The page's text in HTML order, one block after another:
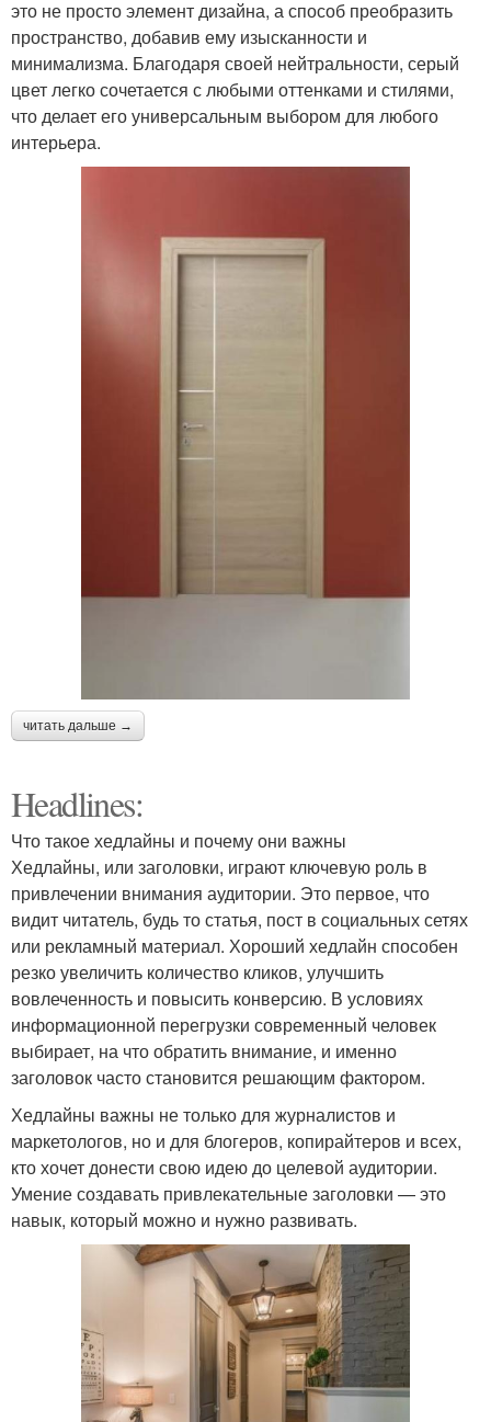
это не просто элемент дизайна, а способ преобразить
пространство, добавив ему изысканности и
минимализма. Благодаря своей нейтральности, серый
цвет легко сочетается с любыми оттенками и стилями,
что делает его универсальным выбором для любого
интерьера.
читать дальше →
Headlines:
Что такое хедлайны и почему они важны
Хедлайны, или заголовки, играют ключевую роль в
привлечении внимания аудитории. Это первое, что
видит читатель, будь то статья, пост в социальных сетях
или рекламный материал. Хороший хедлайн способен
резко увеличить количество кликов, улучшить
вовлеченность и повысить конверсию. В условиях
информационной перегрузки современный человек
выбирает, на что обратить внимание, и именно
заголовок часто становится решающим фактором.
Хедлайны важны не только для журналистов и
маркетологов, но и для блогеров, копирайтеров и всех,
кто хочет донести свою идею до целевой аудитории.
Умение создавать привлекательные заголовки — это
навык, который можно и нужно развивать.